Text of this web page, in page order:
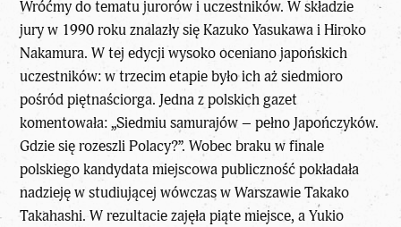
Wróćmy do tematu jurorów i uczestników. W składzie
jury w 1990 roku znalazły się Kazuko Yasukawa i Hiroko
Nakamura. W tej edycji wysoko oceniano japońskich
uczestników: w trzecim etapie było ich aż siedmioro
pośród piętnaściorga. Jedna z polskich gazet
komentowała: „Siedmiu samurajów – pełno Japończyków.
Gdzie się rozeszli Polacy?”. Wobec braku w finale
polskiego kandydata miejscowa publiczność pokładała
nadzieję w studiującej wówczas w Warszawie Takako
Takahashi. W rezultacie zajęła piąte miejsce, a Yukio